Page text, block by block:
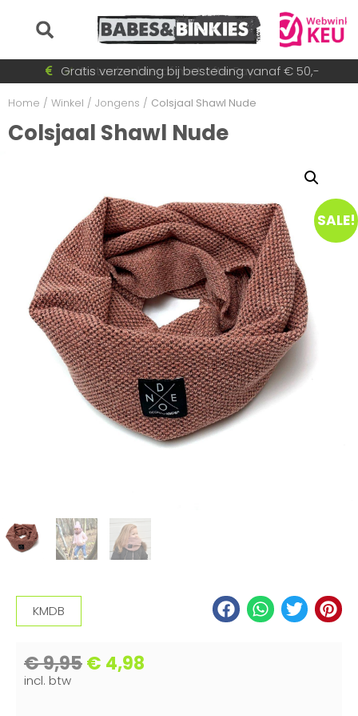
Betaal achteraf met AfterPay
Snel wisselende collectie
Gratis verzending bij besteding vanaf € 50,-
Voor 15:30 besteld = dezelfde dag verzonden!
Home / Winkel / Jongens / Colsjaal Shawl Nude
Colsjaal Shawl Nude
SALE!
KMDB
€9,95€ 4,98
incl. btw